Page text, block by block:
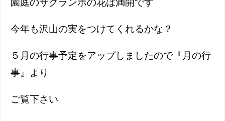
今年も沢山の実をつけてくれるかな？
５月の行事予定をアップしましたので『月の行
事』より
ご覧下さい